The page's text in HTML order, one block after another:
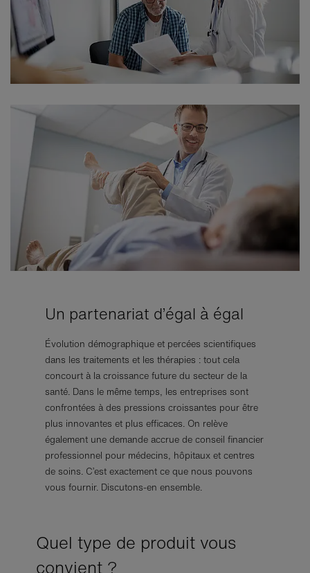
Un partenariat d’égal à égal
Évolution démographique et percées scientifiques
dans les traitements et les thérapies : tout cela
concourt à la croissance future du secteur de la
santé. Dans le même temps, les entreprises sont
confrontées à des pressions croissantes pour être
plus innovantes et plus efficaces. On relève
également une demande accrue de conseil financier
professionnel pour médecins, hôpitaux et centres
de soins. C’est exactement ce que nous pouvons
vous fournir. Discutons-en ensemble.
Quel type de produit vous
convient ?